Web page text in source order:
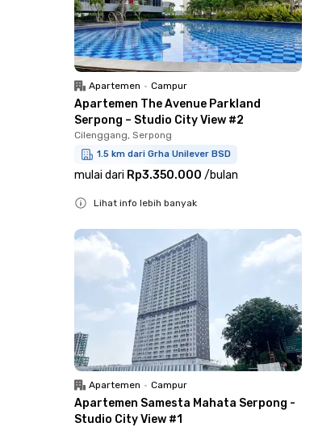
Apartemen • Campur
Apartemen The Avenue Parkland
Serpong – Studio City View #2
Cilenggang, Serpong
1.5 km dari Grha Unilever BSD
mulai dari Rp3.350.000 /bulan
Lihat info lebih banyak
Apartemen • Campur
Apartemen Samesta Mahata Serpong -
Studio City View #1